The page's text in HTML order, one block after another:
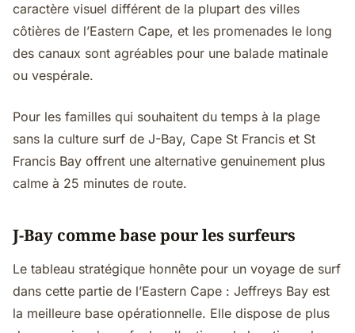
caractère visuel différent de la plupart des villes
côtières de l’Eastern Cape, et les promenades le long
des canaux sont agréables pour une balade matinale
ou vespérale.
Pour les familles qui souhaitent du temps à la plage
sans la culture surf de J-Bay, Cape St Francis et St
Francis Bay offrent une alternative genuinement plus
calme à 25 minutes de route.
J-Bay comme base pour les surfeurs
Le tableau stratégique honnête pour un voyage de surf
dans cette partie de l’Eastern Cape : Jeffreys Bay est
la meilleure base opérationnelle. Elle dispose de plus